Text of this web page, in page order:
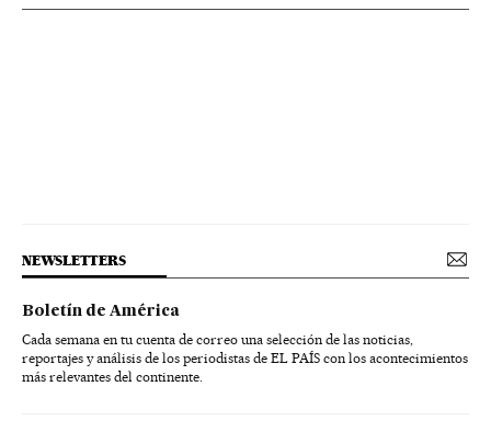
NEWSLETTERS
Boletín de América
Cada semana en tu cuenta de correo una selección de las noticias,
reportajes y análisis de los periodistas de EL PAÍS con los acontecimientos
más relevantes del continente.